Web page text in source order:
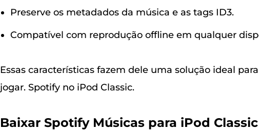
Preserve os metadados da música e as tags ID3.
Compatível com reprodução offline em qualquer
Essas características fazem dele uma solução ideal
jogar. Spotify no iPod Classic.
Baixar Spotify Músicas para iPod Classic